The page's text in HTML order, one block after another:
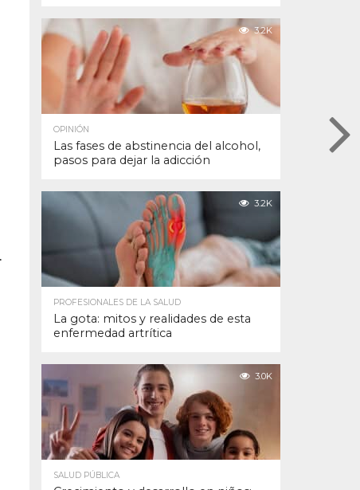
3.2K
OPINIÓN
Las fases de abstinencia del alcohol,
pasos para dejar la adicción
3.2K
PROFESIONALES DE LA SALUD
La gota: mitos y realidades de esta
enfermedad artrítica
3.0K
SALUD PÚBLICA